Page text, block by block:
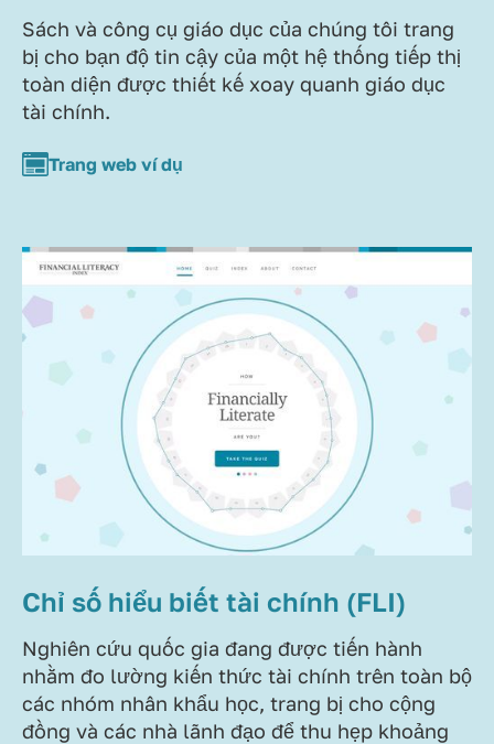
Sách và công cụ giáo dục của chúng tôi trang
bị cho bạn độ tin cậy của một hệ thống tiếp thị
toàn diện được thiết kế xoay quanh giáo dục
tài chính.
Trang web ví dụ
Chỉ số hiểu biết tài chính (FLI)
Nghiên cứu quốc gia đang được tiến hành
nhằm đo lường kiến thức tài chính trên toàn bộ
các nhóm nhân khẩu học, trang bị cho cộng
đồng và các nhà lãnh đạo để thu hẹp khoảng